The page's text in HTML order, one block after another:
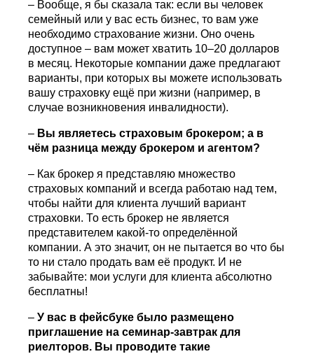
– Вообще, я бы сказала так: если вы человек
семейный или у вас есть бизнес, то вам уже
необходимо страхование жизни. Оно очень
доступное – вам может хватить 10–20 долларов
в месяц. Некоторые компании даже предлагают
варианты, при которых вы можете использовать
вашу страховку ещё при жизни (например, в
случае возникновения инвалидности).
– Вы являетесь страховым брокером; а в
чём разница между брокером и агентом?
– Как брокер я представляю множество
страховых компаний и всегда работаю над тем,
чтобы найти для клиента лучший вариант
страховки. То есть брокер не является
представителем какой-то определённой
компании. А это значит, он не пытается во что бы
то ни стало продать вам её продукт. И не
забывайте: мои услуги для клиента абсолютно
бесплатны!
–У вас в фейсбуке было размещено
приглашение на семинар-завтрак для
риелторов. Вы проводите такие